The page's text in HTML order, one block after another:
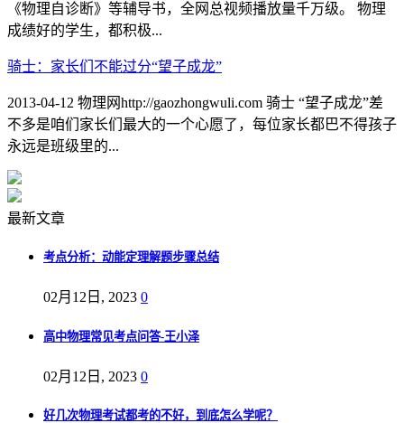
《物理自诊断》等辅导书，全网总视频播放量千万级。 物理
成绩好的学生，都积极...
骑士：家长们不能过分“望子成龙”
2013-04-12 物理网http://gaozhongwuli.com 骑士 “望子成龙”差
不多是咱们家长们最大的一个心愿了，每位家长都巴不得孩子
永远是班级里的...
最新文章
考点分析：动能定理解题步骤总结
02月12日, 2023 0
高中物理常见考点问答-王小泽
02月12日, 2023 0
好几次物理考试都考的不好，到底怎么学呢？